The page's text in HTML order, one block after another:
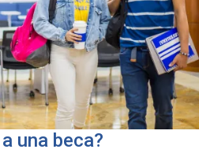
una beca?